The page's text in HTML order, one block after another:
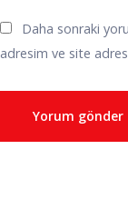
Daha sonraki
adresim ve site